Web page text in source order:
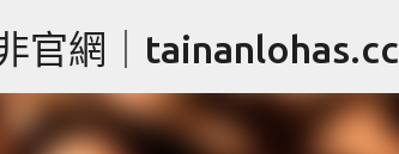
跳到主要內容
官網｜tainanlohas.cc